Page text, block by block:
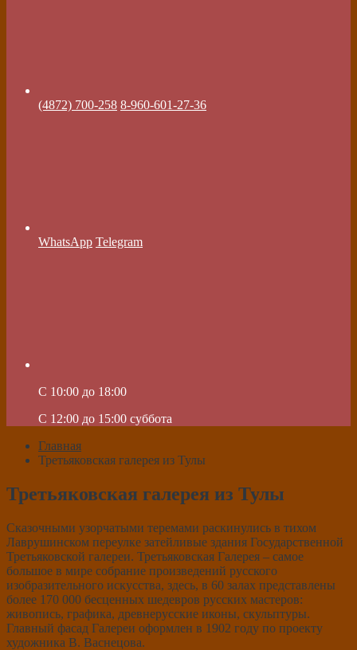
(4872) 700-258 8-960-601-27-36
WhatsApp Telegram
C 10:00 до 18:00
C 12:00 до 15:00 суббота
Главная
Третьяковская галерея из Тулы
Третьяковская галерея из Тулы
Сказочными узорчатыми теремами раскинулись в тихом
Лаврушинском переулке затейливые здания Государственной
Третьяковской галереи. Третьяковская Галерея – самое
большое в мире собрание произведений русского
изобразительного искусства, здесь, в 60 залах представлены
более 170 000 бесценных шедевров русских мастеров:
живопись, графика, древнерусские иконы, скульптуры.
Главный фасад Галереи оформлен в 1902 году по проекту
художника В. Васнецова.